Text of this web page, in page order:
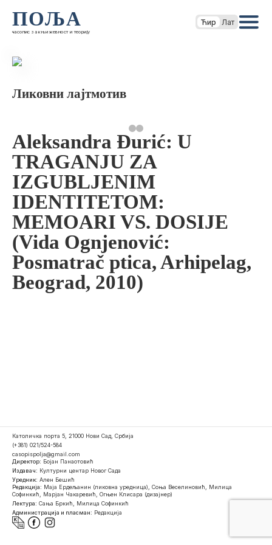
ПОЉА
часопис за књижевност и теорију
Ћир Лат
Ликовни лајтмотив
Aleksandra Đurić: U
TRAGANJU ZA
IZGUBLJENIM
IDENTITETOM:
MEMOARI VS. DOSIJE
(Vida Ognjenović:
Posmatrač ptica, Arhipelag,
Beograd, 2010)
Католичка порта 5, 21000 Нови Сад, Србија
(+381) 021/524-584
casopispolja@gmail.com
Директор: Бојан Панаотовић
Издавач: Културни центар Новог Сада
Уредник: Ален Бешић
Редакција: Маја Ердељанин (ликовна уредница), Соња Веселиновић, Милица
Софинкић, Марјан Чакаревић, Огњен Клисара (дизајнер)
Лектура: Сања Бркић, Милица Софинкић
Администрација и пласман: Редакција